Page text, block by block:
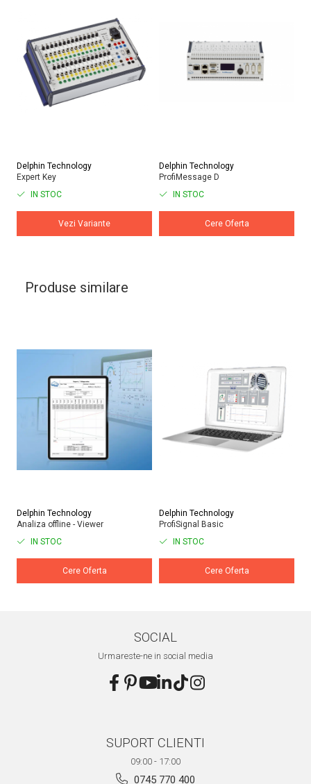
Delphin Technology
Expert Key
IN STOC
Vezi Variante
Delphin Technology
ProfiMessage D
IN STOC
Cere Oferta
Produse similare
Delphin Technology
Analiza offline - Viewer
IN STOC
Cere Oferta
Delphin Technology
ProfiSignal Basic
IN STOC
Cere Oferta
SOCIAL
Urmareste-ne in social media
SUPORT CLIENTI
09:00 - 17:00
0745 770 400